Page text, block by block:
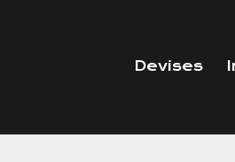
Devises